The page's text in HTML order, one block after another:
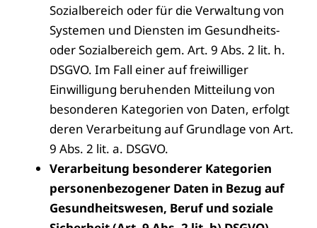
Sozialbereich oder für die Verwaltung von
Systemen und Diensten im Gesundheits-
oder Sozialbereich gem. Art. 9 Abs. 2 lit. h.
DSGVO. Im Fall einer auf freiwilliger
Einwilligung beruhenden Mitteilung von
besonderen Kategorien von Daten, erfolgt
deren Verarbeitung auf Grundlage von Art.
9 Abs. 2 lit. a. DSGVO.
Verarbeitung besonderer Kategorien
personenbezogener Daten in Bezug auf
Gesundheitswesen, Beruf und soziale